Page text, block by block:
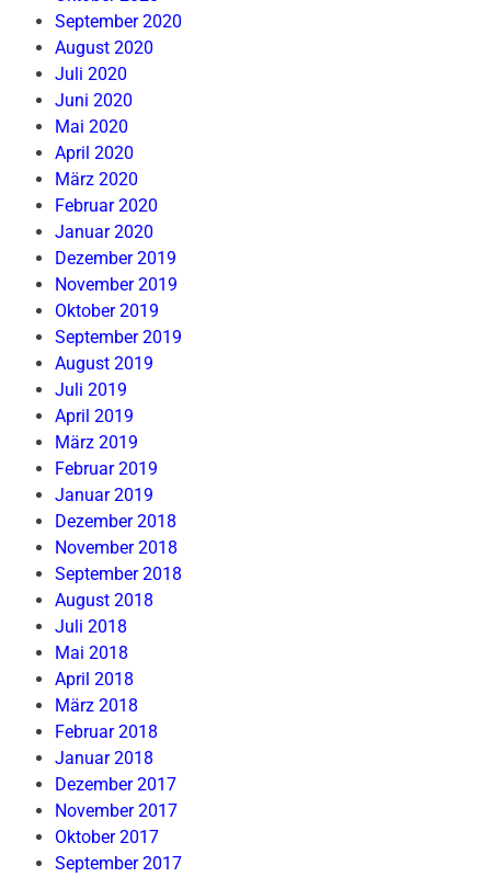
September 2020
August 2020
Juli 2020
Juni 2020
Mai 2020
April 2020
März 2020
Februar 2020
Januar 2020
Dezember 2019
November 2019
Oktober 2019
September 2019
August 2019
Juli 2019
April 2019
März 2019
Februar 2019
Januar 2019
Dezember 2018
November 2018
September 2018
August 2018
Juli 2018
Mai 2018
April 2018
März 2018
Februar 2018
Januar 2018
Dezember 2017
November 2017
Oktober 2017
September 2017